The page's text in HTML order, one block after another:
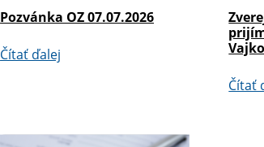
Pozvánka OZ 07.07.2026
Čítať ďalej
Čítať